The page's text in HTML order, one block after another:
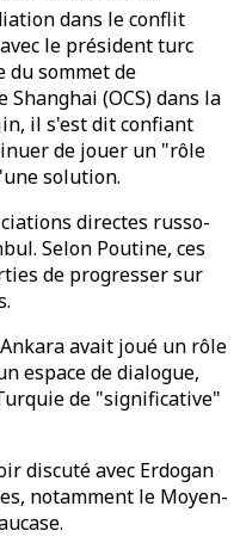
dans le conflit
le président turc
du sommet de
(OCS) dans la
il s'est dit confiant
de jouer un "rôle
solution.
directes russo-
Selon Poutine, ces
de progresser sur
avait joué un rôle
espace de dialogue,
de "significative"
discuté avec Erdogan
notamment le Moyen-